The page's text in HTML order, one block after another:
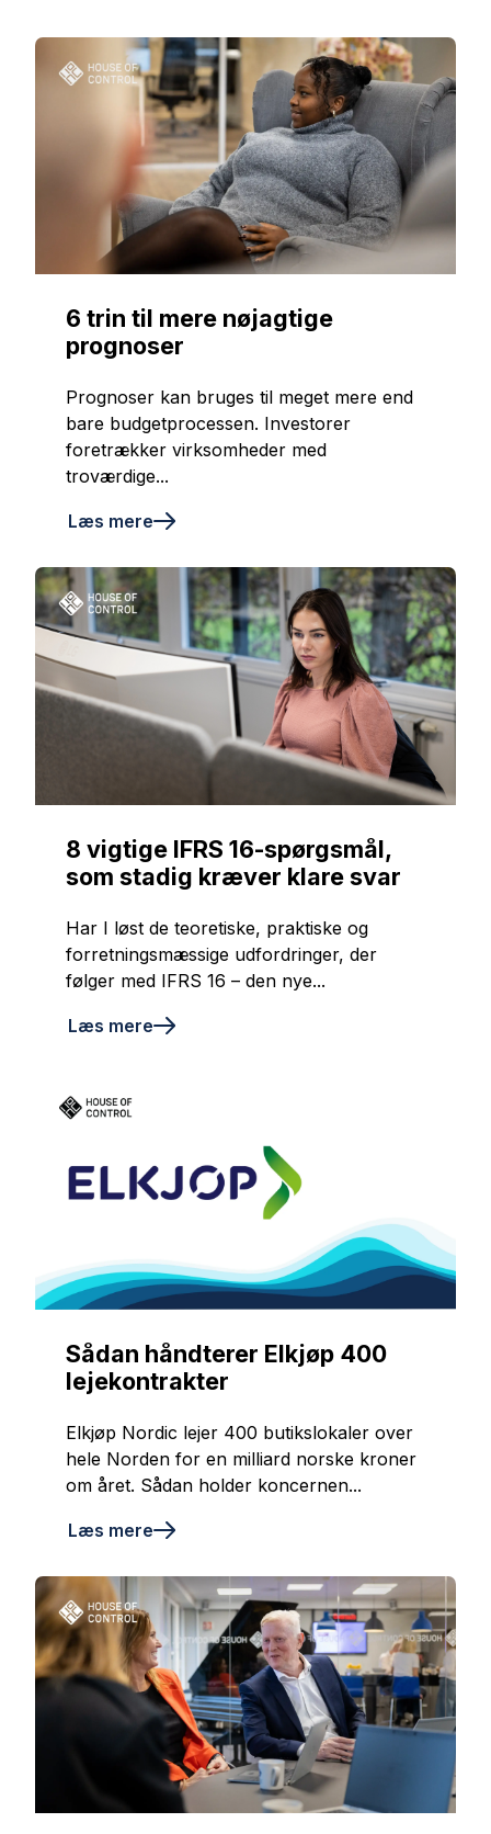
6 trin til mere nøjagtige
prognoser
Prognoser kan bruges til meget mere end
bare budgetprocessen. Investorer
foretrækker virksomheder med
troværdige...
Læs mere
8 vigtige IFRS 16-spørgsmål,
som stadig kræver klare svar
Har I løst de teoretiske, praktiske og
forretningsmæssige udfordringer, der
følger med IFRS 16 – den nye...
Læs mere
Sådan håndterer Elkjøp 400
lejekontrakter
Elkjøp Nordic lejer 400 butikslokaler over
hele Norden for en milliard norske kroner
om året. Sådan holder koncernen...
Læs mere